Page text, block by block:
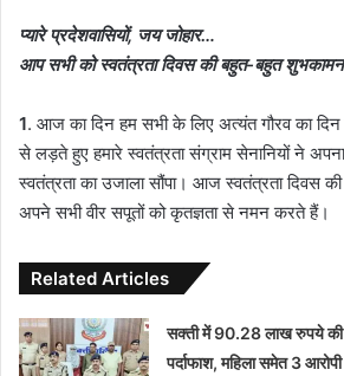
प्यारे प्रदेशवासियों, जय जोहार…
आप सभी को स्वतंत्रता दिवस की बहुत-बहुत
1. आज का दिन हम सभी के लिए अत्यंत गौरव का दिन
से लड़ते हुए हमारे स्वतंत्रता संग्राम सेनानियों ने
स्वतंत्रता का उजाला सौंपा। आज स्वतंत्रता दिवस
अपने सभी वीर सपूतों को कृतज्ञता से नमन करते हैं।
Related Articles
सक्ती में 90.28 लाख रुपये की
पर्दाफाश, महिला समेत 3 आरोपी